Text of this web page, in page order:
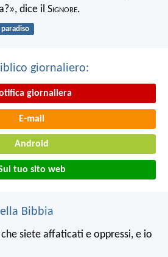
dice il Signore.
paradiso
giornaliero:
giornaliera
E-mail
Android
tuo sito web
Bibbia
siete affaticati e oppressi, e io